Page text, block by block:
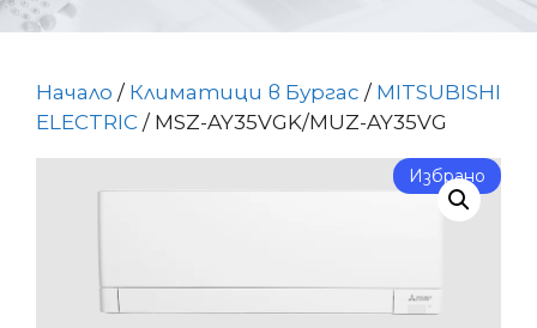
Начало / Климатици в Бургас / MITSUBISHI
ELECTRIC / MSZ-AY35VGK/MUZ-AY35VG
Избрано